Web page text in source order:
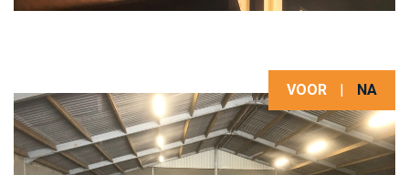
VOOR NA